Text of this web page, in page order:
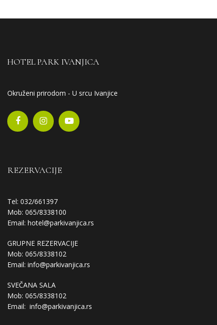
HOTEL PARK IVANJICA
Okruženi prirodom - U srcu Ivanjice
REZERVACIJE
Tel: 032/661397
Mob: 065/8338100
Email: hotel@parkivanjica.rs
GRUPNE REZERVACIJE
Mob: 065/8338102
Email: info@parkivanjica.rs
SVEČANA SALA
Mob: 065/8338102
Email: info@parkivanjica.rs